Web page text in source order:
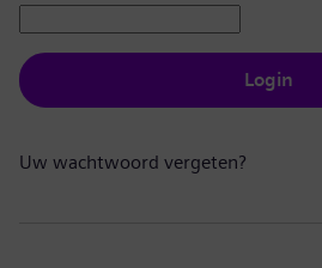
Login
Uw wachtwoord vergeten?